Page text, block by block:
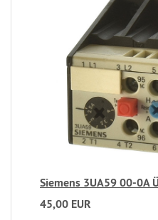
Siemens 3UA59 00-0A
45,00 EUR